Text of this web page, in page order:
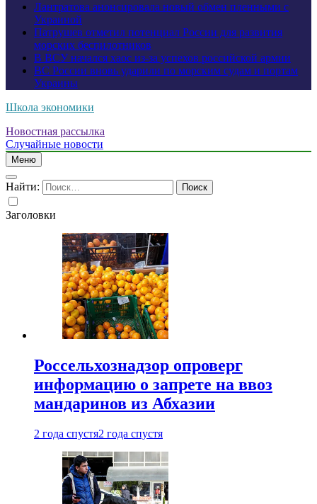
Лантратова анонсировала новый обмен пленными с
Украиной
Патрушев отметил потенциал России для развития
морских беспилотников
В ВСУ начался хаос из-за успехов российской армии
ВС России вновь ударили по морским судам и портам
Украины
Школа экономики
Новостная рассылка
Случайные новости
Меню
Найти:
Заголовки
Россельхознадзор опроверг
информацию о запрете на ввоз
мандаринов из Абхазии
2 года спустя2 года спустя